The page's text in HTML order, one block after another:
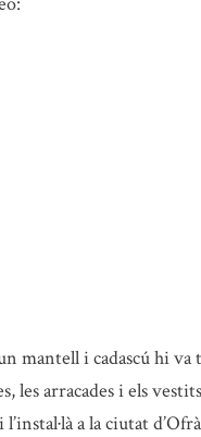
mantell i cadascú hi
les arracades i els
i l’instal·là a la ciutat